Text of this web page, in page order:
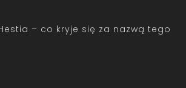
– co kryje się za nazwą tego